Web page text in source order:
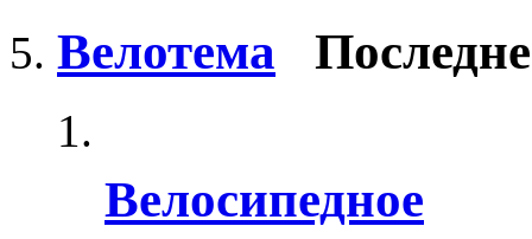
Велотема
Велосипедное